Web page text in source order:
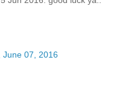
June 07, 2016